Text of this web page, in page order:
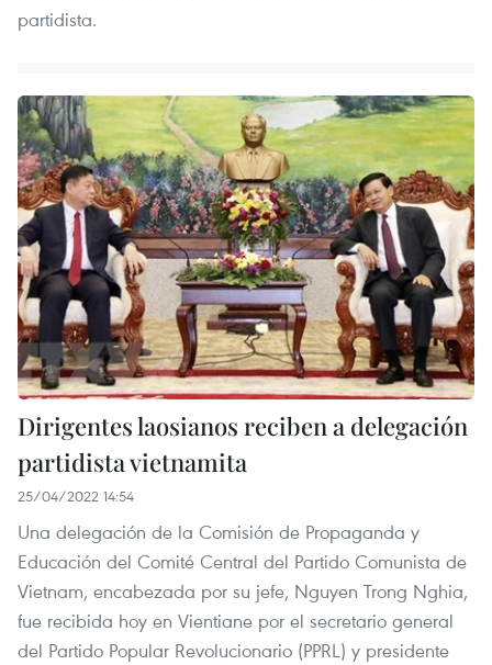
partidista.
Dirigentes laosianos reciben a delegación
partidista vietnamita
25/04/2022 14:54
Una delegación de la Comisión de Propaganda y
Educación del Comité Central del Partido Comunista de
Vietnam, encabezada por su jefe, Nguyen Trong Nghia,
fue recibida hoy en Vientiane por el secretario general
del Partido Popular Revolucionario (PPRL) y presidente